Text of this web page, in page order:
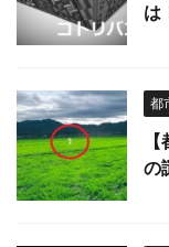
は
都
の